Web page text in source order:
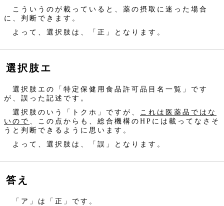
こういうのが載っていると、薬の摂取に迷った場合
に、判断できます。
よって、選択肢は、「正」となります。
選択肢エ
選択肢エの「特定保健用食品許可品目名一覧」です
が、誤った記述です。
選択肢のいう「トクホ」ですが、
これは医薬品ではな
いので
、この点からも、総合機構のHPには載ってなさそ
うと判断できるように思います。
よって、選択肢は、「誤」となります。
答え
「ア」は「正」です。